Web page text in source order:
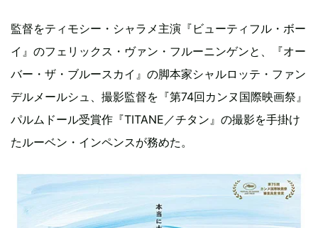
監督をティモシー・シャラメ主演『ビューティフル・ボー
イ』のフェリックス・ヴァン・フルーニンゲンと、『オー
バー・ザ・ブルースカイ』の脚本家シャルロッテ・ファン
デルメールシュ、撮影監督を『第74回カンヌ国際映画祭』
パルムドール受賞作『TITANE／チタン』の撮影を手掛け
たルーベン・インペンスが務めた。